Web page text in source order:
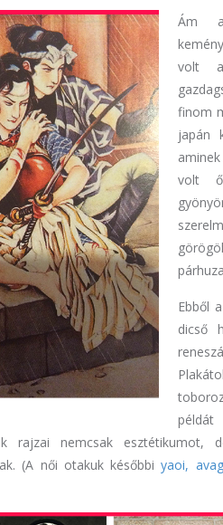
Ám
volt a
finom
japán
volt ő
Ebből
dicső
példát
rajzai nemcsak esztétikumot,
(A női otakuk későbbiyaoi,